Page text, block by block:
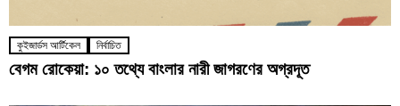
কুইজার্ডস আর্টিকেল নির্বাচিত
বেগম রোকেয়া: ১০ তথ্যে বাংলার নারী জাগরণের অগ্রদূত